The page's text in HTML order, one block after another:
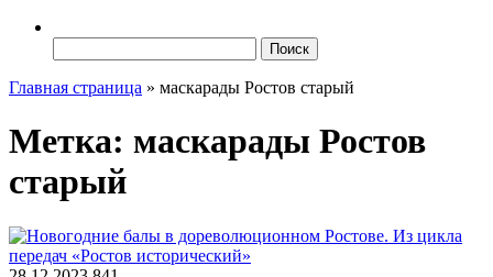
Главная страница » маскарады Ростов старый
Метка: маскарады Ростов
старый